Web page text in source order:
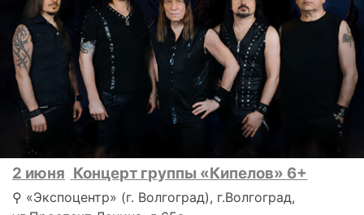
2 июня Концерт группы «Кипелов» 6+
⚲ «Экспоцентр» (г. Волгоград), г.Волгоград,